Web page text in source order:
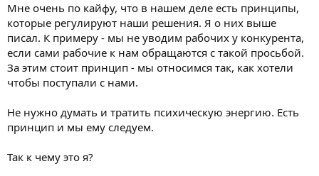
Мне очень по кайфу, что в нашем деле есть принципы,
которые регулируют наши решения. Я о них выше
писал. К примеру - мы не уводим рабочих у конкурента,
если сами рабочие к нам обращаются с такой просьбой.
За этим стоит принцип - мы относимся так, как хотели
чтобы поступали с нами.
Не нужно думать и тратить психическую энергию. Есть
принцип и мы ему следуем.
Так к чему это я?